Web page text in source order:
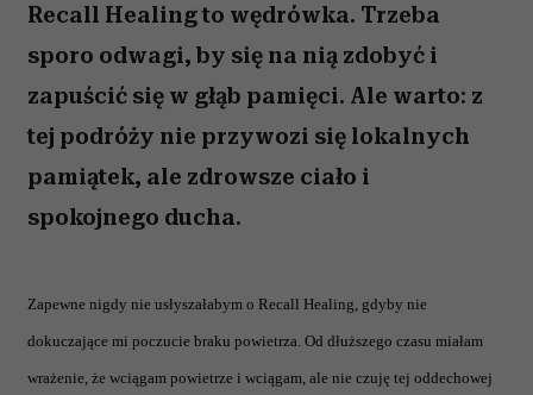
Recall Healing to wędrówka. Trzeba
sporo odwagi, by się na nią zdobyć i
zapuścić się w głąb pamięci. Ale warto: z
tej podróży nie przywozi się lokalnych
pamiątek, ale zdrowsze ciało i
spokojnego ducha.
Zapewne nigdy nie usłyszałabym o Recall Healing, gdyby nie
dokuczające mi poczucie braku powietrza. Od dłuższego czasu miałam
wrażenie, że wciągam powietrze i wciągam, ale nie czuję tej oddechowej